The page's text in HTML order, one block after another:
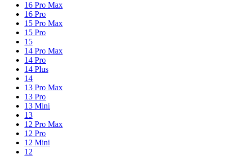
16 Pro Max
16 Pro
15 Pro Max
15 Pro
15
14 Pro Max
14 Pro
14 Plus
14
13 Pro Max
13 Pro
13 Mini
13
12 Pro Max
12 Pro
12 Mini
12